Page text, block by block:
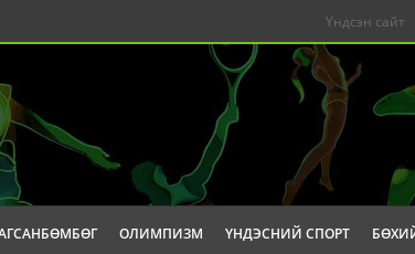
Үндсэн сайт
ОЛИМПИЗМ ҮНДЭСНИЙ СПОРТ